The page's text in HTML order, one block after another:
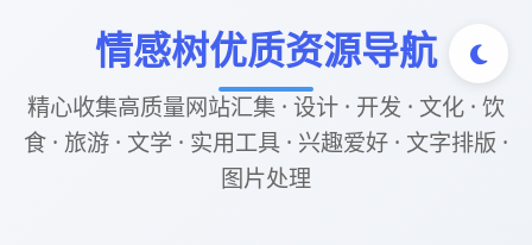
情感树优质资源导航
精心收集高质量网站汇集 · 设计 · 开发 · 文化 · 饮
食 · 旅游 · 文学 · 实用工具 · 兴趣爱好 · 文字排版 ·
图片处理